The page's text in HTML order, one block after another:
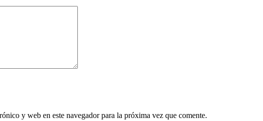
y web en este navegador para la próxima vez que comente.